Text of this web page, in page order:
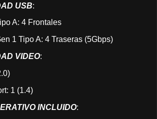
USB:
A: 4 Frontales
1 Tipo A: 4 Traseras (5Gbps)
VIDEO:
1 (1.4)
INCLUIDO: